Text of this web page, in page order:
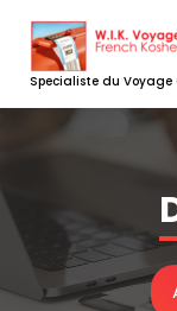
contenu
Specialiste du Voyage